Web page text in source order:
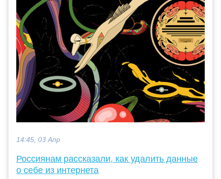
14:45, 03 Апр
Россиянам рассказали, как удалить данные
о себе из интернета